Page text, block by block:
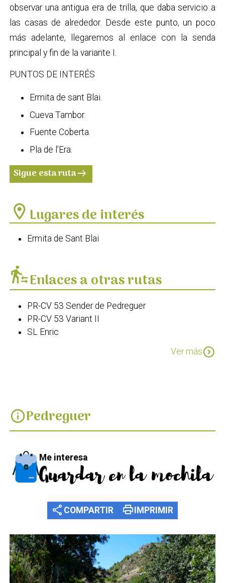
observar una antigua era de trilla, que daba servicio a
las casas de alrededor. Desde este punto, un poco
más adelante, llegaremos al enlace con la senda
principal y fin de la variante I.
PUNTOS DE INTERÉS
Ermita de sant Blai.
Cueva Tambor.
Fuente Coberta.
Pla de l’Era.
Sigue esta rutaarrow_right_alt
location_on Lugares de interés
Ermita de Sant Blai
transfer_within_a_stationEnlaces a otras rutas
PR-CV 53 Sender de Pedreguer
PR-CV 53 Variant II
SL Enric
Ver másexpand_circle_down
infoPedreguer
Me interesa
Guardar en la mochila
share COMPARTIR print IMPRIMIR